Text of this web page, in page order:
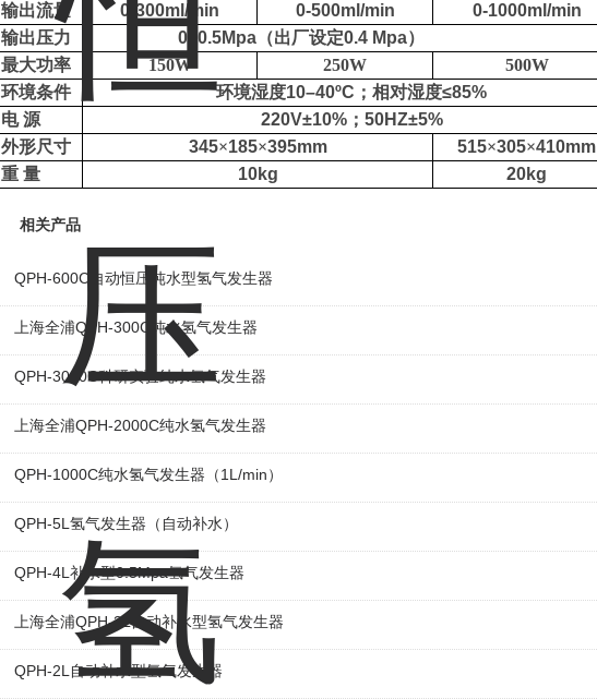
输出流量
0 300ml/min 0-500ml/min 0-1000ml/min
输出压力
0–0.5Mpa （出厂设定0.4 Mpa）
最大功率
150W 250W
500W
环境条件
环境湿度10–40ºC ；相对湿度≤85%
电 源 220V±10%； 50HZ±5%
外形尺寸
345×185×395mm 515×305×410mm
重 量 10kg 20kg
相关产品
QPH-600C自动恒压纯水型氢气发生器
上海全浦QPH-300C纯水氢气发生器
QPH-3000C科研实验纯水氢气发生器
上海全浦QPH-2000C纯水氢气发生器
QPH-1000C纯水氢气发生器（1L/min）
QPH-5L氢气发生器（自动补水）
QPH-4L补水型0.5Mpa氢气发生器
上海全浦QPH-3L自动补水型氢气发生器
QPH-2L自动补水型氢气发生器